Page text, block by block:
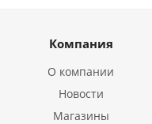
Компания
О компании
Новости
Магазины